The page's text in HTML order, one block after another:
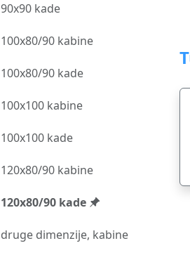
90x90 kade
100x80/90 kabine
100x80/90 kade
100x100 kabine
100x100 kade
120x80/90 kabine
120x80/90 kade
druge dimenzije, kabine